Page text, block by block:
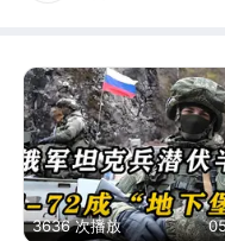
3636 次播放